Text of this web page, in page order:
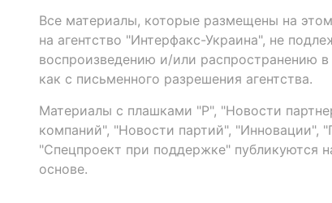
Все материалы, которые размещены на
на агентство "Интерфакс-Украина", не
воспроизведению и/или распространению
как с письменного разрешения агентства.
Материалы с плашками "Р", "Новости
компаний", "Новости партий", "Инновации",
"Спецпроект при поддержке" публикуются
основе.